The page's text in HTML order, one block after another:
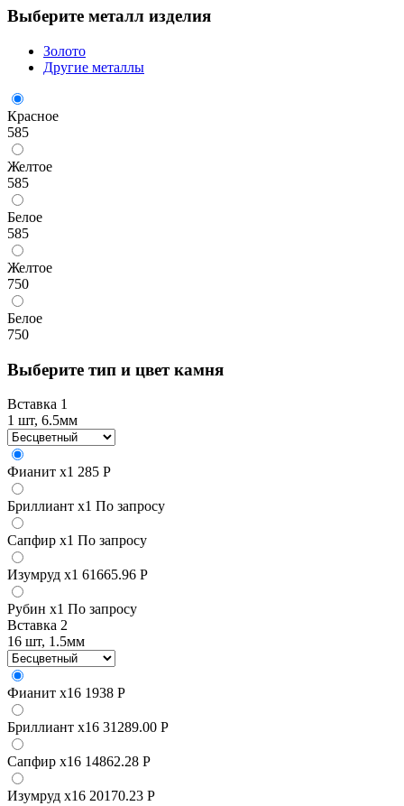
Выберите металл изделия
Золото
Другие металлы
Красное
585
Желтое
585
Белое
585
Желтое
750
Белое
750
Выберите тип и цвет камня
Вставка 1
1 шт, 6.5мм
Фианит x1 285 Р
Бриллиант x1 По запросу
Сапфир x1 По запросу
Изумруд x1 61665.96 Р
Рубин x1 По запросу
Вставка 2
16 шт, 1.5мм
Фианит x16 1938 Р
Бриллиант x16 31289.00 Р
Сапфир x16 14862.28 Р
Изумруд x16 20170.23 Р